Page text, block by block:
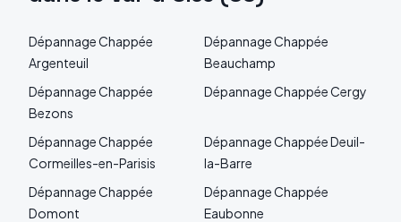
DépannageChappée
Argenteuil
DépannageChappée
Beauchamp
DépannageChappée
Bezons
DépannageChappéeCergy
DépannageChappée
Cormeilles-en-Parisis
DépannageChappéeDeuil-
la-Barre
DépannageChappée
Domont
DépannageChappée
Eaubonne